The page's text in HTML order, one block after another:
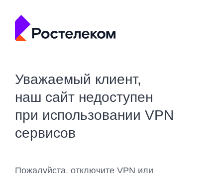
Уважаемый клиент,
наш сайт недоступен
при использовании VPN
сервисов
Пожалуйста, отключите VPN или